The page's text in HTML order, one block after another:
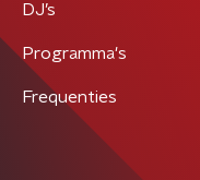
DJ’s
Programma's
Frequenties